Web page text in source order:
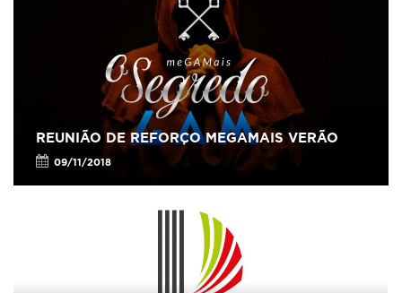
REUNIÃO DE REFORÇO MEGAMAIS VERÃO
09/11/2018